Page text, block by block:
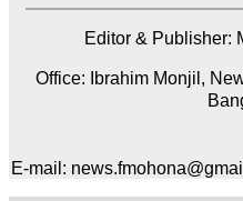
Editor & Publisher:
Office: Ibrahim Monjil,
E-mail: